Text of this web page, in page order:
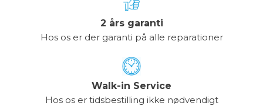
2 års garanti
Hos os er der garanti på alle reparationer
Walk-in Service
Hos os er tidsbestilling ikke nødvendigt